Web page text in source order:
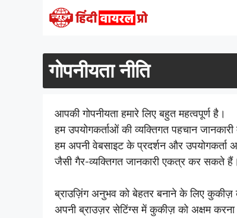
गोपनीयता नीति
आपकी गोपनीयता हमारे लिए बहुत महत्वपूर्ण है।
हम उपयोगकर्ताओं की व्यक्तिगत पहचान
हम अपनी वेबसाइट के प्रदर्शन और उपयोगकर्ता
जैसी गैर-व्यक्तिगत जानकारी एकत्र कर सकते हैं।
ब्राउज़िंग अनुभव को बेहतर बनाने के लिए कुकीज़
अपनी ब्राउज़र सेटिंग्स में कुकीज़ को अक्षम